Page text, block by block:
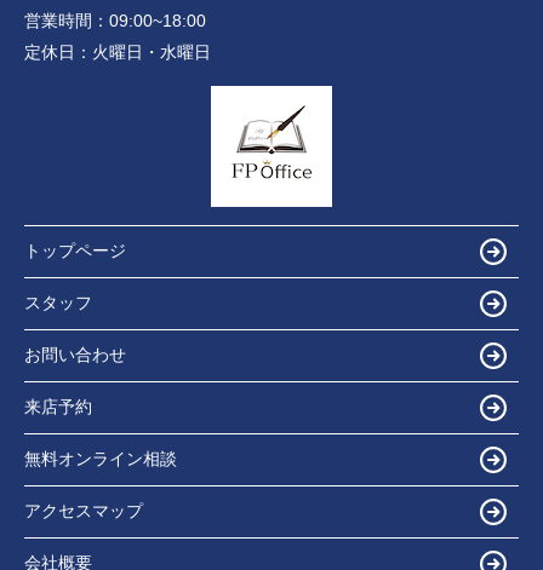
営業時間： 09:00~18:00
定休日： 火曜日・水曜日
トップページ
スタッフ
お問い合わせ
来店予約
無料オンライン相談
アクセスマップ
会社概要